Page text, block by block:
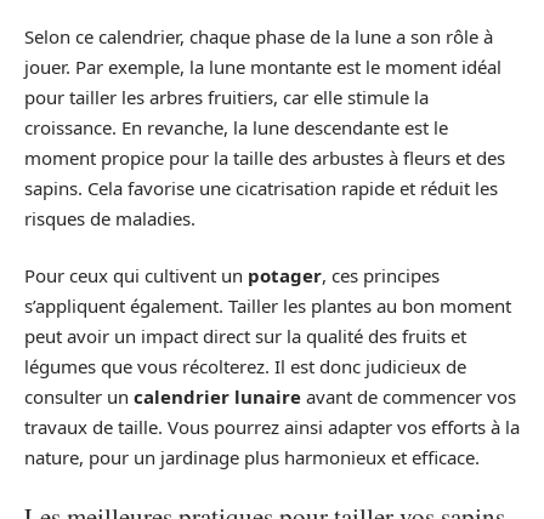
Selon ce calendrier, chaque phase de la lune a son rôle à
jouer. Par exemple, la lune montante est le moment idéal
pour tailler les arbres fruitiers, car elle stimule la
croissance. En revanche, la lune descendante est le
moment propice pour la taille des arbustes à fleurs et des
sapins. Cela favorise une cicatrisation rapide et réduit les
risques de maladies.
Pour ceux qui cultivent un potager, ces principes
s’appliquent également. Tailler les plantes au bon moment
peut avoir un impact direct sur la qualité des fruits et
légumes que vous récolterez. Il est donc judicieux de
consulter un calendrier lunaire avant de commencer vos
travaux de taille. Vous pourrez ainsi adapter vos efforts à la
nature, pour un jardinage plus harmonieux et efficace.